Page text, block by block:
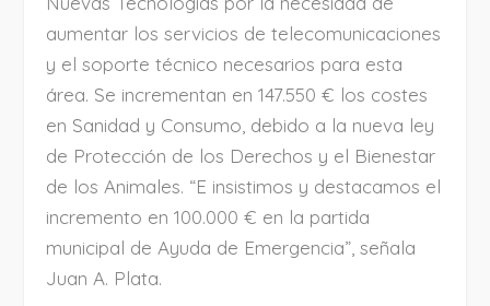
aumentar los servicios de telecomunicaciones
y el soporte técnico necesarios para esta
área. Se incrementan en 147.550 € los costes
en Sanidad y Consumo, debido a la nueva ley
de Protección de los Derechos y el Bienestar
de los Animales. “E insistimos y destacamos el
incremento en 100.000 € en la partida
municipal de Ayuda de Emergencia”, señala
Juan A. Plata.